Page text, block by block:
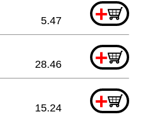
+
5.47
+
28.46
+
15.24